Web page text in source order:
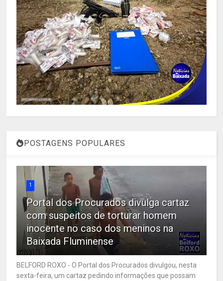
POSTAGENS POPULARES
1
Portal dos Procurados divulga cartaz
com suspeitos de torturar homem
inocente no caso dos meninos na
Baixada Fluminense
BELFORD ROXO - O Portal dos Procurados divulgou, nesta
sexta-feira, um cartaz pedindo informações que possam